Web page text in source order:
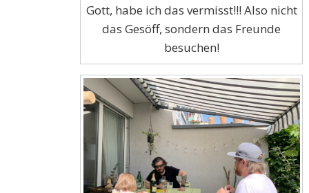
Gott, habe ich das vermisst!!! Also nicht
das Gesöff, sondern das Freunde
besuchen!